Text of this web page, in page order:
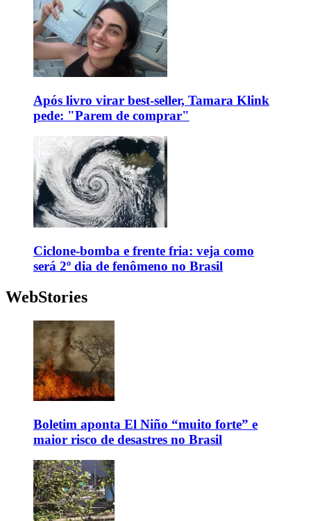
Após livro virar best-seller, Tamara Klink
pede: "Parem de comprar"
Ciclone-bomba e frente fria: veja como
será 2º dia de fenômeno no Brasil
WebStories
Boletim aponta El Niño “muito forte” e
maior risco de desastres no Brasil